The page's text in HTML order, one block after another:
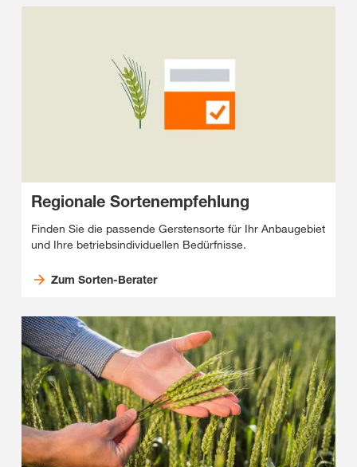
Regionale Sortenempfehlung
Finden Sie die passende Gerstensorte für Ihr Anbaugebiet
und Ihre betriebsindividuellen Bedürfnisse.
Zum Sorten-Berater